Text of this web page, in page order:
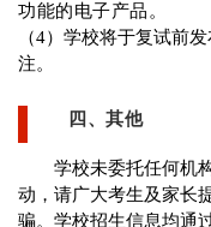
功能的电子产品。
（4）学校将于复试前
注。
四、其他
学校未委托任何机
动，请广大考生及家长
骗。学校招生信息均通